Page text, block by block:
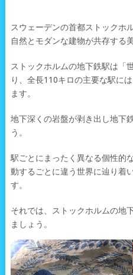
スウェーデンの首都ストックホ
自然とモダンな建物が共存する
ストックホルムの地下鉄駅は「
り、全長110キロの主要な駅に
ます。
地下深くの岩盤が剥き出し地下
う。
駅ごとにまったく異なる個性的
動するごとに違う世界に辿り着
す。
それでは、ストックホルムの地
ましょう。